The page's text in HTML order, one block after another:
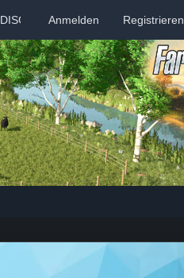
DISCORD MITGLIEDER
Anmelden Registrieren